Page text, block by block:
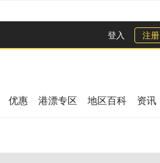
登入 注册
优惠 港漂专区 地区百科 资讯